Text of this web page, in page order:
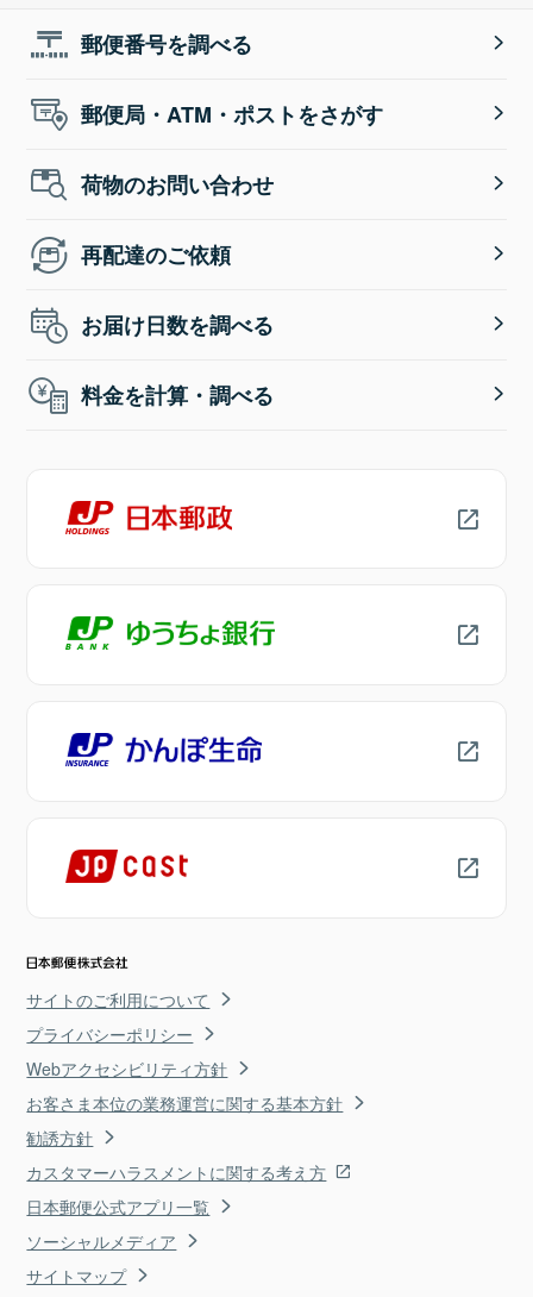
郵便番号を調べる
郵便局・ATM・ポストをさがす
荷物のお問い合わせ
再配達のご依頼
お届け日数を調べる
料金を計算・調べる
サイトのご利用について
プライバシーポリシー
Webアクセシビリティ方針
お客さま本位の業務運営に関する基本方針
勧誘方針
カスタマーハラスメントに関する考え方
日本郵便公式アプリ一覧
ソーシャルメディア
サイトマップ